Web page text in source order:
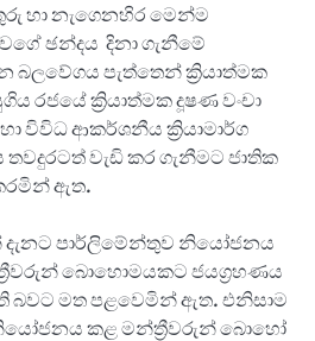
හා නැගෙනහිර මෙන්ම
ඡන්දය දිනා ගැනීමේ
බලවේගය පැත්තෙන් ක්‍රියාත්මක
රජයේ ක්‍රියාත්මක දූෂණ වංචා
විවිධ ආකර්ශනීය ක්‍රියාමාර්ග
වැඩි කර ගැනීමට ජාතික
ඇත.
දැනට පාර්ලිමේන්තුව නියෝජනය
බොහොමයකට ජයග්‍රහණය
මත පළවෙමින් ඇත. එනිසාම
කළ මන්ත්‍රීවරුන් බොහෝ